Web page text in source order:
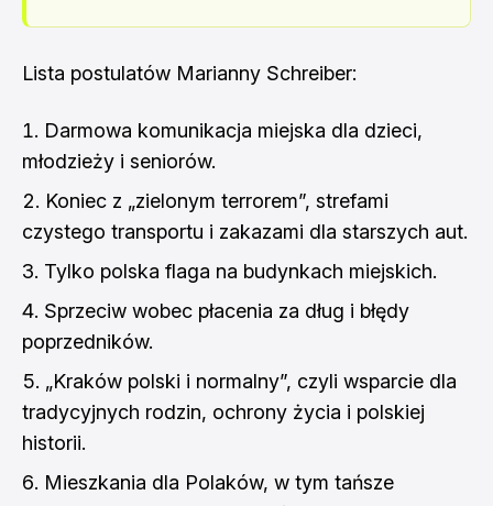
Lista postulatów Marianny Schreiber:
Darmowa komunikacja miejska dla dzieci,
młodzieży i seniorów.
Koniec z „zielonym terrorem”, strefami
czystego transportu i zakazami dla starszych aut.
Tylko polska flaga na budynkach miejskich.
Sprzeciw wobec płacenia za dług i błędy
poprzedników.
„Kraków polski i normalny”, czyli wsparcie dla
tradycyjnych rodzin, ochrony życia i polskiej
historii.
Mieszkania dla Polaków, w tym tańsze